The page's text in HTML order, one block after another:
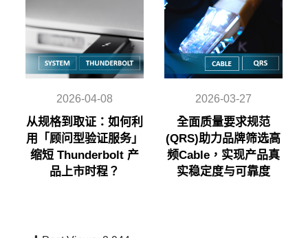
2026-04-08
从规格到取证：如何利
用「顾问型验证服务」
缩短 Thunderbolt 产
品上市时程？
2026-03-27
全面质量要求规范
(QRS)助力品牌筛选高
频Cable，实现产品真
实稳定度与可靠度